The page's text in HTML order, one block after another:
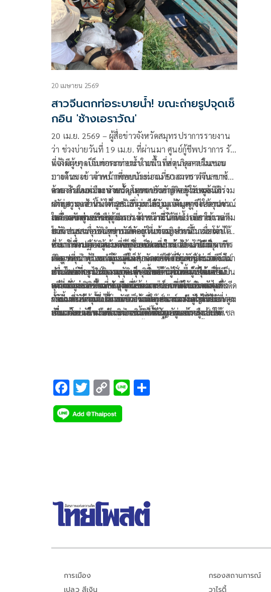
20 เมษายน 2569
สาวจีนตกท่อระบายน้ำ! ขณะถ่ายรูปจุดเช็
กอิน 'ช้างเอราวัณ'
20 เม.ย. 2569 – ผู้สื่อข่าวจังหวัดสมุทรปราการรายงาน
ว่า ช่วงบ่ายวันที่ 19 เม.ย. ที่ผ่านมา ศูนย์กู้ชีพปราการ รับ
แจ้งมีผู้บาดเจ็บขาตกท่อระบายน้ำ เหตุเกิดภายในซอย
บางด้วน เข้าจากปากซอยประมาณ 50 เมตร ตำบลบาง
ด้วน อำเภอเมือง จังหวัดสมุทรปราการ หลังรับแจ้งจึง
ประสาน เจ้าหน้าที่มูลนิธิร่วมกตัญญู เดินทางไปตรวจ
สอบและช่วยเหลือ
ที่เกิดเหตุ เป็นท่อระบายน้ำในพื้นที่ส่วนบุคคลริมถนน
ภายในซอย เจ้าหน้าที่พบนักท่องเที่ยวสาวชาวจีน ขาซ้าย
ตกลงไปในท่อระบายน้ำ โดยขายังคาติดอยู่ในตระแกรง
ฝาท่อระบายน้ำ เจ้าหน้าที่มูลนิธิร่วมกตัญญู จึงใช้อุปกรณ์
เครื่องตัดถ่าง ถ่างตระแกรงฝาท่อระบายน้ำออก ใช้เวลา
ไม่นานสามารถนำขานักท่องเที่ยงหญิงชาวจีนออกมาได้
ซึ่งจากการตรวจสอบ พบรอยแดงที่ขาซ้าย แต่ไม่มีอาการ
ผิดรูปที่ขาหรือบาดแผลใดๆ นักท่องเที่ยวหญิงชาวจีนไม่
ประสงค์ที่จะไปโรงพยาบาล และได้กล่าวขอบคุณเจ้า
หน้าที่มูลนิธิร่วมกตัญญูที่เข้ามาช่วยเหลืออย่างรวดเร็ว
จากการสอบถาม นายธัญเทพ กอบธัญกิจ อาสามูลนิธิร่วม
กตัญญู จุดสำโรงใต้ 28 เล่าว่า ได้รับแจ้งเหตุขอความช่วย
เหลือจากศูนย์วิทยุกู้ชีพปราการว่ามีนักท่องเที่ยวชาวต่าง
ชาติประสบอุบัติเหตุขาติดอยู่ในท่อระบายน้ำ เมื่อเจ้า
หน้าที่ซึ่งปฏิบัติหน้าที่อยู่ในบริเวณใกล้เคียงไปถึงจุดเกิด
เหตุ พบว่าผู้บาดเจ็บอยู่ในสภาพขาติดอยู่กับแผ่นเหล็กฝา
ท่อ โดยลักษณะของอุบัติเหตุเกิดจากผู้บาดเจ็บได้เหยียบ
ลงบนแผ่นเหล็กที่ชำรุดจนแผ่นเหล็กเกิดการบิดตัวและดีด
กลับมาอัดเข้าที่บริเวณช่วงหัวเข่าอย่างแรง ทำให้ไม่
สามารถขยับหรือดึงขาออกมาได้ด้วยตนเอง
ในการช่วยเหลือช่วงแรก เจ้าหน้าที่ได้รีบประสานงานทีม
สนับสนุนเพื่อขออุปกรณ์ตัดถ่างเข้ามาดำเนินการ โดยใช้
เวลาในการง้างแผ่นเหล็กออกประมาณ 10 นาที ก็
สามารถนำขาของผู้บาดเจ็บออกมาได้เป็นผลสำเร็จ จาก
การตรวจสอบอาการบาดเจ็บเบื้องต้นพบว่าผู้บาดเจ็บมี
เพียงรอยฟกช้ำและแผลถลอกจากการที่พลัดตกลงไป
กระแทกเท่านั้น ไม่พบอาการผิดรูปของกระดูกหรือกระดูก
หักแต่อย่างใด ก่อนจะดำเนินการปฐมพยาบาลและให้
ด้าน เพื่อนของผู้บาดเจ็บซึ่งเป็นคนไทย ได้เล่าถึงวินาที
เกิดเหตุว่า ขณะกำลังเดินเท้าจากพิพิธภัณฑ์ช้างเอราวัณ
เพื่อไปถ่ายรูปบริเวณจุดเช็กอินยอดฮิตฝั่งตรงข้าม ซึ่งเป็น
จุดที่นักท่องเที่ยวชาวจีนนิยมมาถ่ายภาพในระหว่างที่
กำลังเดินข้ามมานั้น นักท่องเที่ยวสาวชาวจีนได้เหยียบลง
บนแผ่นเหล็กฝาท่อระบายน้ำที่ชำรุดอยู่แล้ว ส่งผลให้
ความช่วยเหลือทันที และแม้จะเกิดเหตุการณ์ไม่คาดฝัน
ขึ้น แต่นักท่องเที่ยวสาวรายนี้กล่าวว่าตนเองไม่ได้รู้สึก
ตกใจหรือขวัญเสีย และยังรู้สึกขอบคุณที่เจ้าหน้าที่กู้ภัย
และผู้เกี่ยวข้องเข้ามาให้การช่วยเหลืออย่างรวดเร็วมาก
ความปลอดภัยภาพรวมที่ได้รับในครั้งนี้
ส่วน นางสาวจินจุภา ทองสุข ชาวบ้านในพื้นที่ได้แสดง
ความกังวลอย่างมากเกี่ยวกับความปลอดภัยบริเวณจุดดัง
กล่าว ซึ่งปัจจุบันได้กลายเป็นแลนด์มาร์คสำคัญที่มีนักท่อง
เที่ยว โดยเฉพาะชาวต่างชาติ เดินทางมาถ่ายรูปและเซล
ช่วยชะลอความเร็วให้ แต่สำหรับรถจากที่อื่นที่ไม่ชำนาญ
ทางมักจะขับผ่านด้วยความเร็ว ซึ่งเสี่ยงต่อการเกิด
อุบัติเหตุกับนักท่องเที่ยวที่ยืนรวมกลุ่มกันอยู่ริมถนนเป็น
อย่างมาก
ทั้งนี้ ชาวบ้านจึงอยากเรียกร้องให้หน่วยงานราชการที่
เกี่ยวข้อง เข้ามาดำเนินการติดตั้งสัญลักษณ์หรือป้าย
มีการจัดระเบียบพื้นที่และทำเครื่องหมายบอกทางให้
ชัดเจน เพื่อสร้างความปลอดภัยให้กับนักท่องเที่ยวและลด
ความเสี่ยงในการสูญเสียที่อาจเกิดขึ้นในอนาคต.
F
ac
e
T
wi
tt
C
o
p
Li
การเมือง
กรองสถานการณ์